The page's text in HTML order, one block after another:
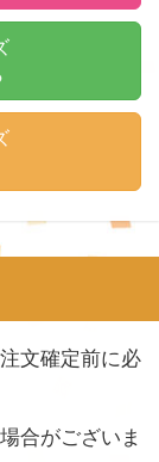
文確定前に必
合がございま